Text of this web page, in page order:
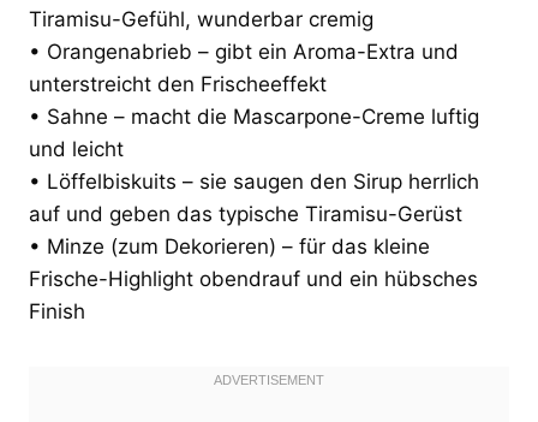
Tiramisu-Gefühl, wunderbar cremig
• Orangenabrieb – gibt ein Aroma-Extra und
unterstreicht den Frischeeffekt
• Sahne – macht die Mascarpone-Creme luftig
und leicht
• Löffelbiskuits – sie saugen den Sirup herrlich
auf und geben das typische Tiramisu-Gerüst
• Minze (zum Dekorieren) – für das kleine
Frische-Highlight obendrauf und ein hübsches
Finish